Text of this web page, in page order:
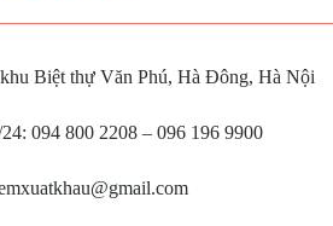
Biệt thự Văn Phú, Hà Đông, Hà Nội
094 800 2208 – 096 196 9900